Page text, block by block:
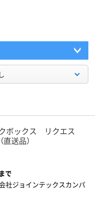
ボックス リクエス
送品）
で
社ジョインテックスカンパ